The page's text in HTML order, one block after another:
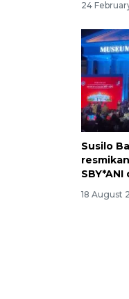
24
Susilo
18 August